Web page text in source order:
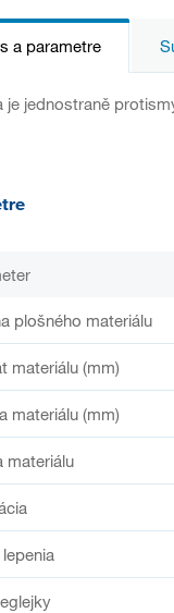
a parametre
je jednostraně
plošného materiálu
materiálu (mm)
materiálu (mm)
materiálu